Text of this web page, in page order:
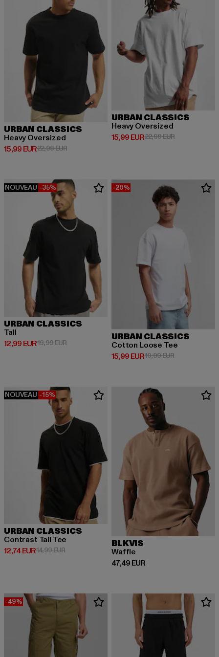
URBAN CLASSICS
Heavy Oversized
15,99 EUR
Prix courant: 15,99 EUR
22,99 EURPrix en promotion: 22,99 EUR
URBAN CLASSICS
Heavy Oversized
15,99 EUR
Prix courant: 15,99 EUR
22,99 EURPrix en
NOUVEAU -35%
URBAN CLASSICS
Tall
12,99 EUR
Prix courant: 12,99 EUR
19,99 EURPrix en promotion: 19,99 EUR
-20%
URBAN CLASSICS
Cotton Loose Tee
15,99 EUR
Prix courant: 15,99 EUR
19,99 EURPrix en
NOUVEAU -15%
URBAN CLASSICS
Contrast Tall Tee
12,74 EUR
Prix courant: 12,74 EUR
14,99 EURPrix en promotion: 14,99 EUR
BLKVIS
Waffle
47,49 EUR
Prix courant: 47,49 EUR
-49%